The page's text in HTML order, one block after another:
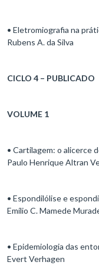
• Eletromiografia na
Rubens A. da Silva
CICLO 4 – PUBLICADO
VOLUME 1
• Cartilagem: o alicerce
Paulo Henrique Altran
• Espondilólise e
Emílio C. Mamede
• Epidemiologia das
Evert Verhagen